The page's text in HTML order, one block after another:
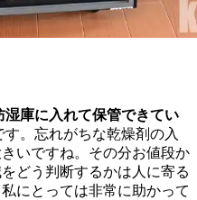
湿庫に入れて保管できてい
す。忘れがちな乾燥剤の入
いですね。その分お値段か
どう判断するかは人に寄る
にとっては非常に助かって